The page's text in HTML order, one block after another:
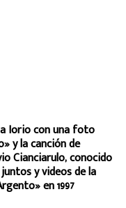
Iorio con una foto
y la canción de
Cianciarulo, conocido
y videos de la
en 1997